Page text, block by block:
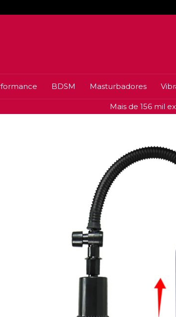
Mais de 156 mil
BDSM Masturbadores